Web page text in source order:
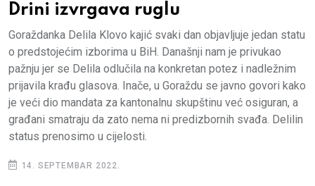
Drini izvrgava ruglu
Goraždanka Delila Klovo kajić svaki dan objavljuje jedan statu
o predstojećim izborima u BiH. Današnji nam je privukao
pažnju jer se Delila odlučila na konkretan potez i nadležnim
prijavila krađu glasova. Inače, u Goraždu se javno govori kako
je veći dio mandata za kantonalnu skupštinu već osiguran, a
građani smatraju da zato nema ni predizbornih svađa. Delilin
status prenosimo u cijelosti.
14. SEPTEMBAR 2022.